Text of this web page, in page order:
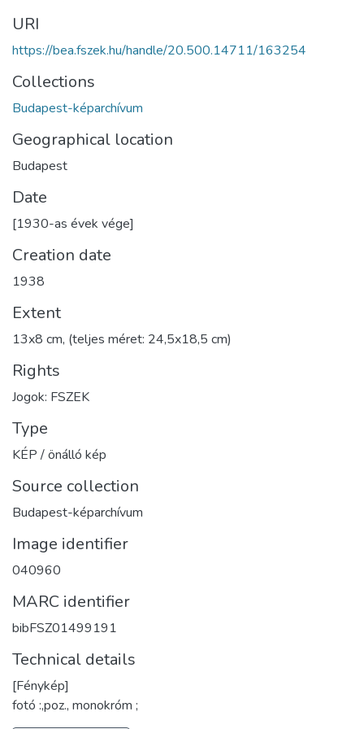
URI
https://bea.fszek.hu/handle/20.500.14711/163254
Collections
Budapest-képarchívum
Geographical location
Budapest
Date
[1930-as évek vége]
Creation date
1938
Extent
13x8 cm, (teljes méret: 24,5x18,5 cm)
Rights
Jogok: FSZEK
Type
KÉP / önálló kép
Source collection
Budapest-képarchívum
Image identifier
040960
MARC identifier
bibFSZ01499191
Technical details
[Fénykép]
fotó :,poz., monokróm ;